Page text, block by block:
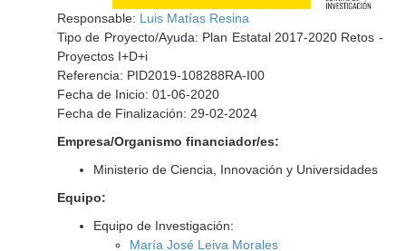
Responsable: Luis Matías Resina
Tipo de Proyecto/Ayuda: Plan Estatal 2017-2020 Retos -
Proyectos I+D+i
Referencia: PID2019-108288RA-I00
Fecha de Inicio: 01-06-2020
Fecha de Finalización: 29-02-2024
Empresa/Organismo financiador/es:
Ministerio de Ciencia, Innovación y Universidades
Equipo:
Equipo de Investigación:
María José Leiva Morales